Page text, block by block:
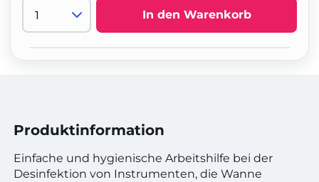
In den Warenkorb
Produktinformation
Einfache und hygienische Arbeitshilfe bei der
Desinfektion von Instrumenten, die Wanne